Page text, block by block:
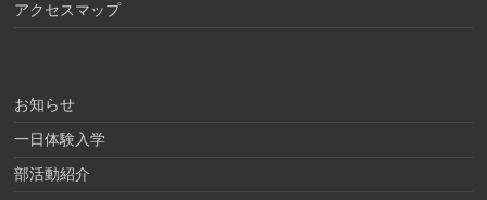
アクセスマップ
お知らせ
一日体験入学
部活動紹介